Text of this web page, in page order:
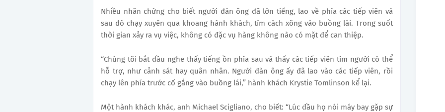
Nhiều nhân chứng cho biết người đàn ông đã lớn tiếng, lao về phía các tiếp viên và
sau đó chạy xuyên qua khoang hành khách, tìm cách xông vào buồng lái. Trong suốt
thời gian xảy ra vụ việc, không có đặc vụ hàng không nào có mặt để can thiệp.
“Chúng tôi bắt đầu nghe thấy tiếng ồn phía sau và thấy các tiếp viên tìm người có thể
hỗ trợ, như cảnh sát hay quân nhân. Người đàn ông ấy đã lao vào các tiếp viên, rồi
chạy lên phía trước cố gắng vào buồng lái,” hành khách Krystie Tomlinson kể lại.
Một hành khách khác, anh Michael Scigliano, cho biết: “Lúc đầu họ nói máy bay gặp sự